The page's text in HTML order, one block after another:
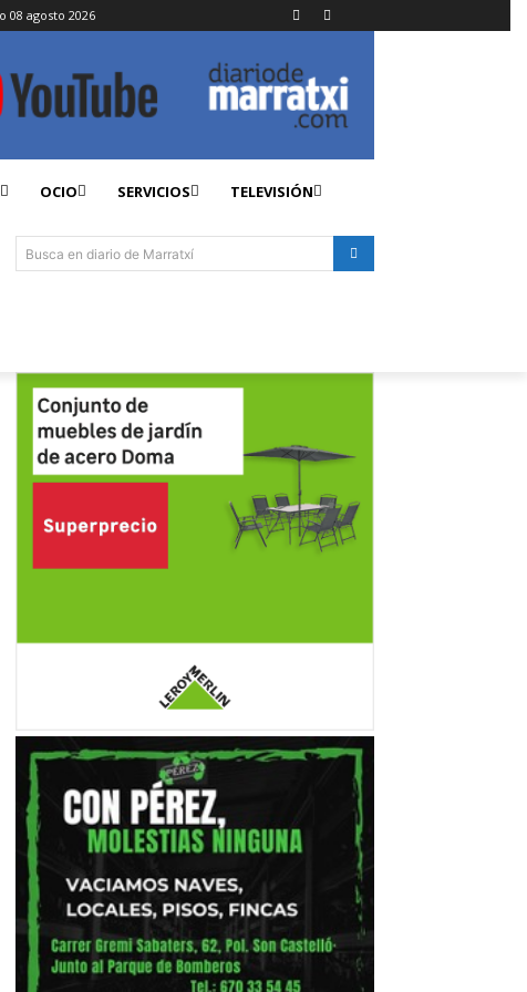
08 agosto 2026
OCIO SERVICIOS TELEVISIÓN
Busca en diario de Marratxí